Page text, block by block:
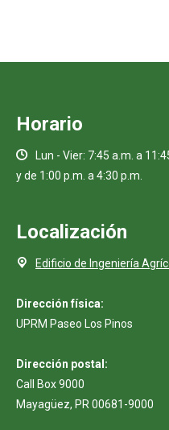
Horario
Lun - Vier: 7:45 a.m. a
y de 1:00 p.m. a 4:30 p.m.
Localización
Edificio de Ingeniería
Dirección física:
UPRM Paseo Los Pinos
Dirección postal:
Call Box 9000
Mayagüez, PR 00681-9000